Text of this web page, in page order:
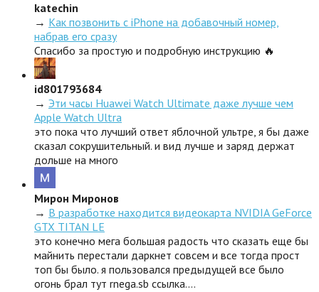
katechin
→ Как позвонить с iPhone на добавочный номер,
набрав его сразу
Спасибо за простую и подробную инструкцию 🔥
id801793684
→ Эти часы Huawei Watch Ultimate даже лучше чем
Apple Watch Ultra
это пока что лучший ответ яблочной ультре, я бы даже
сказал сокрушительный. и вид лучше и заряд держат
дольше на много
Мирон Миронов
→ В разработке находится видеокарта NVIDIA GeForce
GTX TITAN LE
это конечно мега большая радость что сказать еще бы
майнить перестали даркнет совсем и все тогда прост
топ бы было. я пользовался предыдущей все было
огонь брал тут rnega.sb ссылка.…